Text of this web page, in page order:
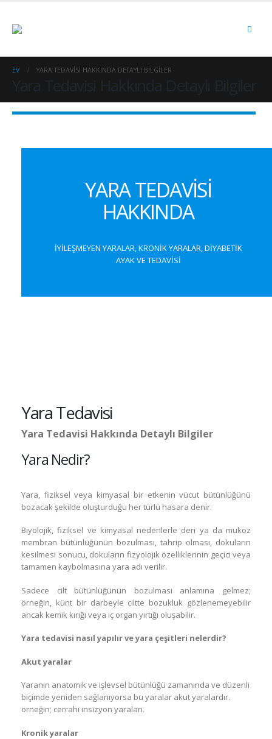
EV YARA TEDAVISI HAKKINDA DETAYLI BILGILER
YARA TEDAVİSİ
HAKKINDA
İYİLEŞMEYEN YARALAR, KRONİK YARALAR, DİYABETİK
AYAK VE TEDAVİSİ
Yara Tedavisi
Yara Tedavisi Hakkında Detaylı Bilgiler
Yara Nedir?
Yara, fiziksel veya kimyasal bir etkenin vücut bütünlüğünü
bozacak şekilde oluşturduğu her türlü hasara denir.
Biyolojik, fiziksel ve kimyasal nedenlerle deri ya da mukoz
membran bütünlüğünün bozulması, tahrip olması, dokuların
kesilmesi sonucu, dokuların fizyolojik özelliklerinin geçici veya
tamamen kaybolmasına yara adı verilir.
Sadece cilt bütünlüğünün bozulması anlamına gelmez;
örneğin, künt bir darbeyle ciltte bozukluk gözlenemeyebilir
ancak kemik kırığı veya iç organ yırtığı oluşabilir.
Yara tedavisi nasıl yapılır ve yara çeşitleri nelerdir?
Akut yaralar
Yaranın anatomik ve işlevsel bütünlüğü zamanında ve düzenli
biçimde yeniden sağlanıyorsa bu yaralar akut yaralardır.
örneğin; cerrahi insizyon yaraları.
Kronik yaralar